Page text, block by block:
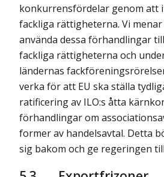
konkurrensfördelar genom att
fackliga rättigheterna. Vi
använda dessa förhandlingar
fackliga rättigheterna och
ländernas
verka för att EU ska ställa
ratificering av ILO:s åtta
förhandlingar om
former av handelsavtal. Detta
sig bakom och ge regeringen